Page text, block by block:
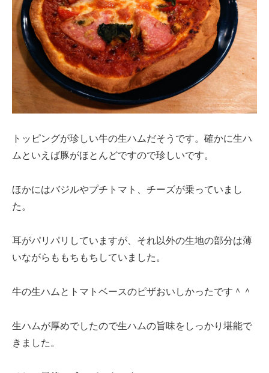
トッピングが珍しい牛の生ハムだそうです。確かに生ハ
ムといえば豚がほとんどですので珍しいです。
ほかにはバジルやプチトマト、チーズが乗っていまし
た。
耳がパリパリしていますが、それ以外の生地の部分は薄
いながらももちもちしていました。
牛の生ハムとトマトベースのピザおいしかったです＾＾
生ハムが厚めでしたので生ハムの旨味をしっかり堪能で
きました。